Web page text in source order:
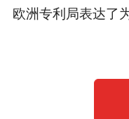
欧洲专利局表达了